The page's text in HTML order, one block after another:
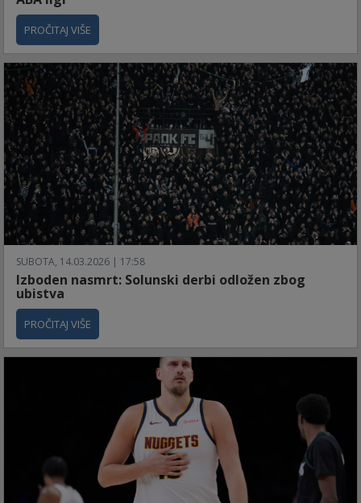
PROČITAJ VIŠE
SUBOTA, 14.03.2026 | 17:58
Izboden nasmrt: Solunski derbi odložen zbog
ubistva
PROČITAJ VIŠE